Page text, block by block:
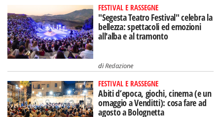
FESTIVAL E RASSEGNE
"Segesta Teatro Festival" celebra la
bellezza: spettacoli ed emozioni
all'alba e al tramonto
diRedazione
FESTIVAL E RASSEGNE
Abiti d’epoca, giochi, cinema (e un
omaggio a Venditti): cosa fare ad
agosto a Bolognetta